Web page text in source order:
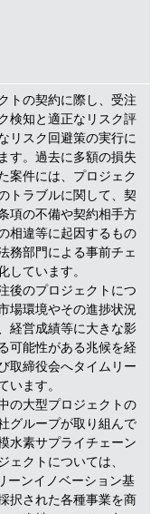
トの契約に際し、受注
検知と適正なリスク評
リスク回避策の実行に
す。過去に多額の損失
案件には、プロジェク
トラブルに関して、契
項の不備や契約相手方
相違等に起因するもの
務部門による事前チェ
しています。
後のプロジェクトにつ
場環境やその進捗状況
経営成績等に大きな影
可能性がある兆候を経
取締役会へタイムリー
います。
の大型プロジェクトの
グループが取り組んで
水素サプライチェーン
ェクトについては、
ーンイノベーション基
択された各種事業を商